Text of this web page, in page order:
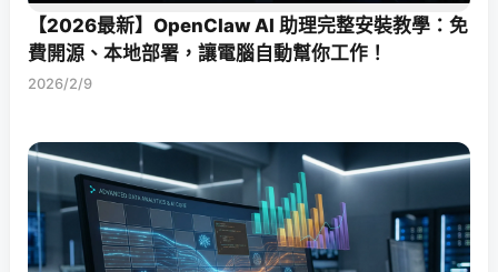
【2026最新】OpenClaw AI 助理完整安裝教學：免
費開源、本地部署，讓電腦自動幫你工作！
2026/2/9